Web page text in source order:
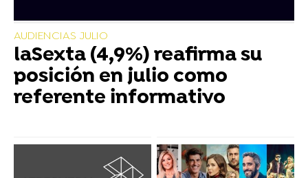
AUDIENCIAS JULIO
laSexta (4,9%) reafirma su
posición en julio como
referente informativo